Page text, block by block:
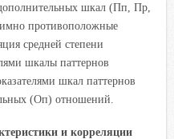
шкал (Пп, Пр,
противоположные
средней степени
шкалы паттернов
шкал паттернов
(Оп) отношений.
и корреляции